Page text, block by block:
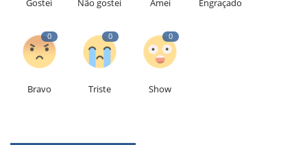
Gostei Não gostei Amei Engraçado
0
Bravo
0
Triste
0
Show